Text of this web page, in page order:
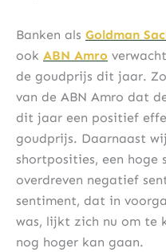
Banken als Goldman
ook ABN Amro
de goudprijs dit jaar.
van de ABN Amro dat
dit jaar een positief
goudprijs. Daarnaast
shortposities, een
overdreven negatief
sentiment, dat in
was, lijkt zich nu om te
nog hoger kan gaan.